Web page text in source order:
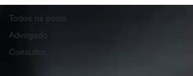
Todos os posts
Advogado
Consultor